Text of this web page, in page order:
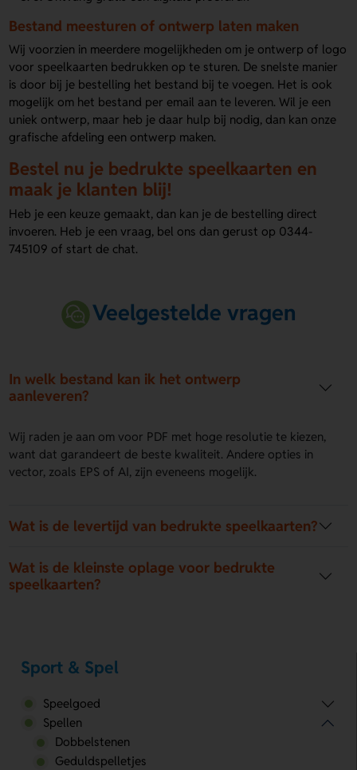
Bestand meesturen of ontwerp laten maken
Wij voorzien in meerdere mogelijkheden om je ontwerp of logo
voor speelkaarten bedrukken op te sturen. De snelste manier
is door bij je bestelling het bestand bij te voegen. Het is ook
mogelijk om het bestand per email aan te leveren. Wil je een
uniek ontwerp, maar heb je daar hulp bij nodig, dan kan onze
grafische afdeling een ontwerp maken.
Bestel nu je bedrukte speelkaarten en
maak je klanten blij!
Heb je een keuze gemaakt, dan kan je de bestelling direct
invoeren. Heb je een vraag, bel ons dan gerust op 0344-
745109 of start de chat.
Veelgestelde vragen
In welk bestand kan ik het ontwerp
aanleveren?
Wij raden je aan om voor PDF met hoge resolutie te kiezen,
want dat garandeert de beste kwaliteit. Andere opties in
vector, zoals EPS of AI, zijn eveneens mogelijk.
Wat is de levertijd van bedrukte speelkaarten?
Wat is de kleinste oplage voor bedrukte
speelkaarten?
Sport & Spel
Speelgoed
Spellen
Dobbelstenen
Geduldspelletjes